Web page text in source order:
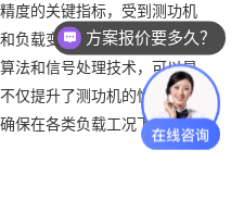
度的关键指标，受到测功机
负载变化等因素的影响。通
法和信号处理技术，可以显
仅提升了测功机的性能，也
保在各类负载工况下能够得
方案报价要多久？